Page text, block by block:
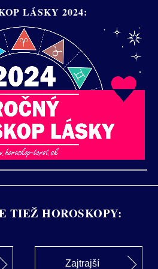
LÁSKY 2024:
TIEŽ HOROSKOPY:
Zajtrajší